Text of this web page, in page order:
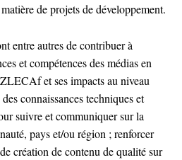
de projets de développement.
entre autres de contribuer à
et compétences des médias en
et ses impacts au niveau
connaissances techniques et
suivre et communiquer sur la
pays et/ou région ; renforcer
création de contenu de qualité sur